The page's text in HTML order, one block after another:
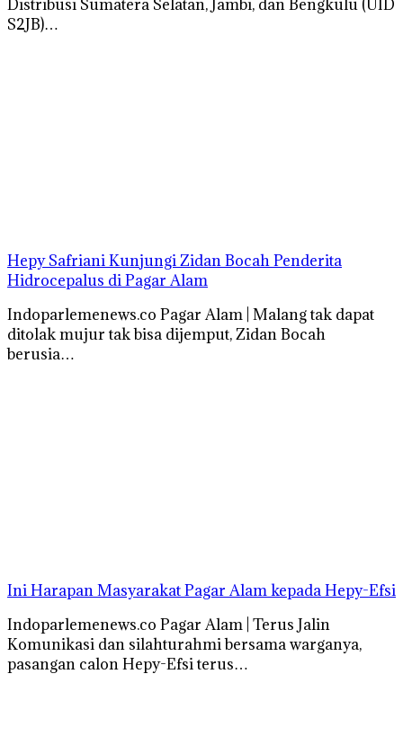
Distribusi Sumatera Selatan, Jambi, dan Bengkulu (UID
S2JB)…
Hepy Safriani Kunjungi Zidan Bocah Penderita
Hidrocepalus di Pagar Alam
Indoparlemenews.co Pagar Alam | Malang tak dapat
ditolak mujur tak bisa dijemput, Zidan Bocah
berusia…
Ini Harapan Masyarakat Pagar Alam kepada Hepy-Efsi
Indoparlemenews.co Pagar Alam | Terus Jalin
Komunikasi dan silahturahmi bersama warganya,
pasangan calon Hepy-Efsi terus…